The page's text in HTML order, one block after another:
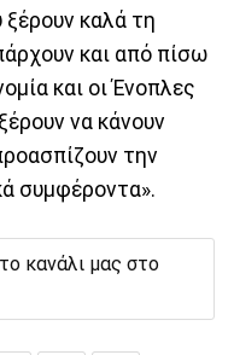
καλά τη
και από πίσω
και οι Ένοπλες
να κάνουν
την
συμφέροντα».
κανάλι μας στο